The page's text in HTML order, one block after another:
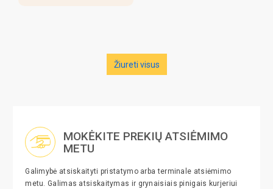
Žiureti visus
MOKĖKITE PREKIŲ ATSIĖMIMO
METU
Galimybė atsiskaityti pristatymo arba terminale atsiėmimo
metu. Galimas atsiskaitymas ir grynaisiais pinigais kurjeriui